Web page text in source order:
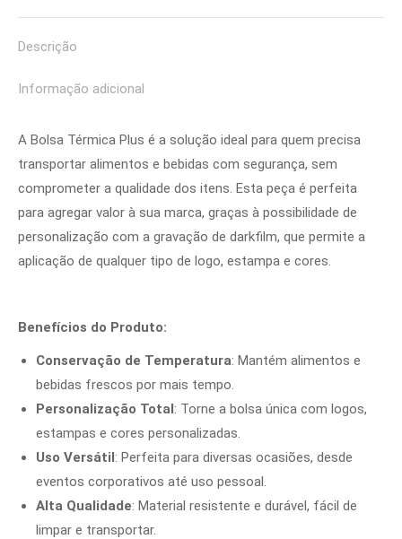
Descrição
Informação adicional
A Bolsa Térmica Plus é a solução ideal para quem precisa
transportar alimentos e bebidas com segurança, sem
comprometer a qualidade dos itens. Esta peça é perfeita
para agregar valor à sua marca, graças à possibilidade de
personalização com a gravação de darkfilm, que permite a
aplicação de qualquer tipo de logo, estampa e cores.
Benefícios do Produto:
Conservação de Temperatura: Mantém alimentos e
bebidas frescos por mais tempo.
Personalização Total: Torne a bolsa única com logos,
estampas e cores personalizadas.
Uso Versátil: Perfeita para diversas ocasiões, desde
eventos corporativos até uso pessoal.
Alta Qualidade: Material resistente e durável, fácil de
limpar e transportar.